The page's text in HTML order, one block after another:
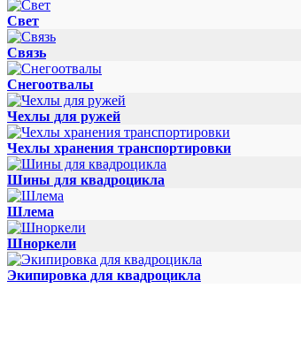
Свет
Связь
Снегоотвалы
Чехлы для ружей
Чехлы хранения транспортировки
Шины для квадроцикла
Шлема
Шноркели
Экипировка для квадроцикла